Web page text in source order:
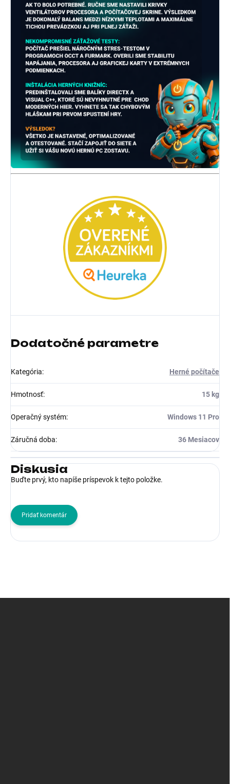
Dodatočné parametre
Kategória: Herné počítače
Hmotnosť: 15 kg
Operačný systém: Windows 11 Pro
Záručná doba: 36 Mesiacov
Diskusia
Buďte prvý, kto napíše príspevok k tejto položke.
Pridať komentár